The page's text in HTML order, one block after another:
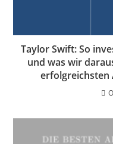
Taylor Swift: So
und was wir
erfolgreichsten